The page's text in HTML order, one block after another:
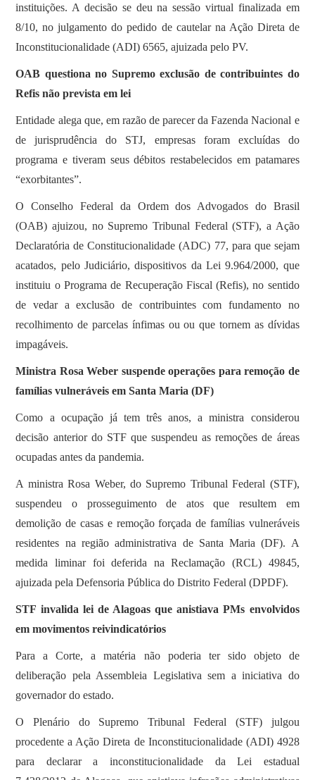
instituições. A decisão se deu na sessão virtual finalizada em
8/10, no julgamento do pedido de cautelar na Ação Direta de
Inconstitucionalidade (ADI) 6565, ajuizada pelo PV.
OAB questiona no Supremo exclusão de contribuintes do
Refis não prevista em lei
Entidade alega que, em razão de parecer da Fazenda Nacional e
de jurisprudência do STJ, empresas foram excluídas do
programa e tiveram seus débitos restabelecidos em patamares
“exorbitantes”.
O Conselho Federal da Ordem dos Advogados do Brasil
(OAB) ajuizou, no Supremo Tribunal Federal (STF), a Ação
Declaratória de Constitucionalidade (ADC) 77, para que sejam
acatados, pelo Judiciário, dispositivos da Lei 9.964/2000, que
instituiu o Programa de Recuperação Fiscal (Refis), no sentido
de vedar a exclusão de contribuintes com fundamento no
recolhimento de parcelas ínfimas ou ou que tornem as dívidas
impagáveis.
Ministra Rosa Weber suspende operações para remoção de
famílias vulneráveis em Santa Maria (DF)
Como a ocupação já tem três anos, a ministra considerou
decisão anterior do STF que suspendeu as remoções de áreas
ocupadas antes da pandemia.
A ministra Rosa Weber, do Supremo Tribunal Federal (STF),
suspendeu o prosseguimento de atos que resultem em
demolição de casas e remoção forçada de famílias vulneráveis
residentes na região administrativa de Santa Maria (DF). A
medida liminar foi deferida na Reclamação (RCL) 49845,
ajuizada pela Defensoria Pública do Distrito Federal (DPDF).
STF invalida lei de Alagoas que anistiava PMs envolvidos
em movimentos reivindicatórios
Para a Corte, a matéria não poderia ter sido objeto de
deliberação pela Assembleia Legislativa sem a iniciativa do
governador do estado.
O Plenário do Supremo Tribunal Federal (STF) julgou
procedente a Ação Direta de Inconstitucionalidade (ADI) 4928
para declarar a inconstitucionalidade da Lei estadual